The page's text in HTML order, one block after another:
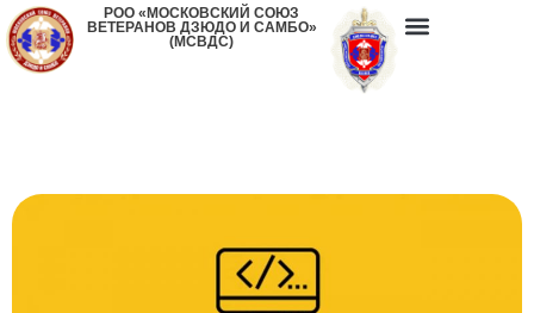
РОО «МОСКОВСКИЙ СОЮЗ
ВЕТЕРАНОВ ДЗЮДО И САМБО»
(МСВДС)